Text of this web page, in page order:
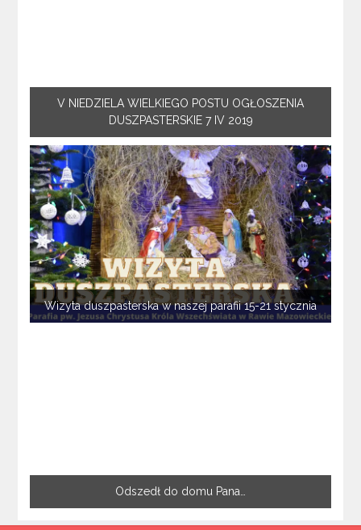
V NIEDZIELA WIELKIEGO POSTU OGŁOSZENIA
DUSZPASTERSKIE 7 IV 2019
Wizyta duszpasterska w naszej parafii 15-21 stycznia
Odszedł do domu Pana…